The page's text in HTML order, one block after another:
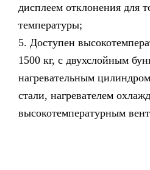
дисплеем отклонения для
температуры;
5. Доступен
1500 кг, с двухслойным
нагревательным
стали, нагревателем
высокотемпературным